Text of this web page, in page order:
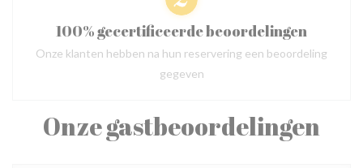
Onze gastbeoordelingen
100% gecertificeerde beoordelingen
Onze klanten hebben na hun reservering een beoordeling
gegeven